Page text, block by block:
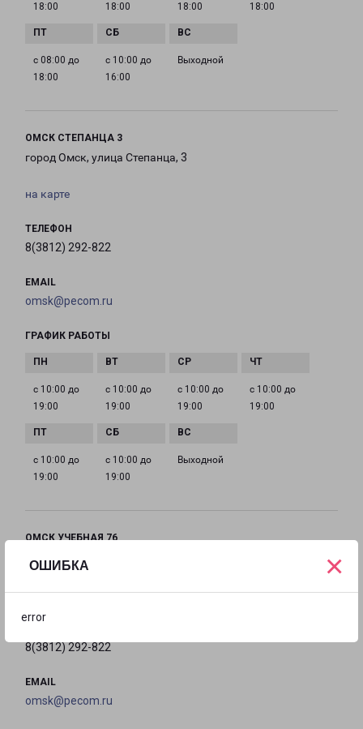
ОШИБКА
error
×
18:00
18:00
18:00
18:00
с 08:00 до
18:00
с 10:00 до
16:00
Выходной
ОМСК СТЕПАНЦА 3
город Омск, улица Степанца, 3
на карте
ТЕЛЕФОН
8(3812) 292-822
EMAIL
omsk@pecom.ru
ГРАФИК РАБОТЫ
с 10:00 до
19:00
с 10:00 до
19:00
с 10:00 до
19:00
с 10:00 до
19:00
с 10:00 до
19:00
с 10:00 до
19:00
Выходной
ОМСК УЧЕБНАЯ 76
город Омск, улица Учебная, 76
на карте
8(3812) 292-822
EMAIL
omsk@pecom.ru